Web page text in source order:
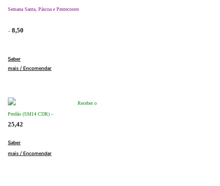
Semana Santa, Páscoa e Pentecostes
– 8,50
Saber
mais / Encomendar
Receber o
Perdão (SM14 CDR) –
25,42
Saber
mais / Encomendar